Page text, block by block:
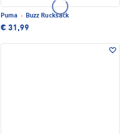
Puma · Buzz Rucksack
€ 31,99